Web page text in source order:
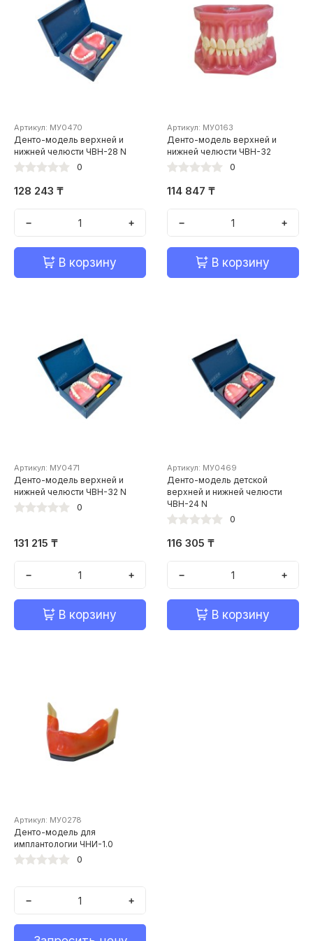
Артикул: МУ0470
Денто-модель верхней и
нижней челюсти ЧВН-28 N
0
128 243 ₸
− +
В корзину
Артикул: МУ0163
Денто-модель верхней и
нижней челюсти ЧВН-32
0
114 847 ₸
− +
В корзину
Артикул: МУ0471
Денто-модель верхней и
нижней челюсти ЧВН-32 N
0
131 215 ₸
− +
В корзину
Артикул: МУ0469
Денто-модель детской
верхней и нижней челюсти
ЧВН-24 N
0
116 305 ₸
− +
В корзину
Артикул: МУ0278
Денто-модель для
имплантологии ЧНИ-1.0
0
− +